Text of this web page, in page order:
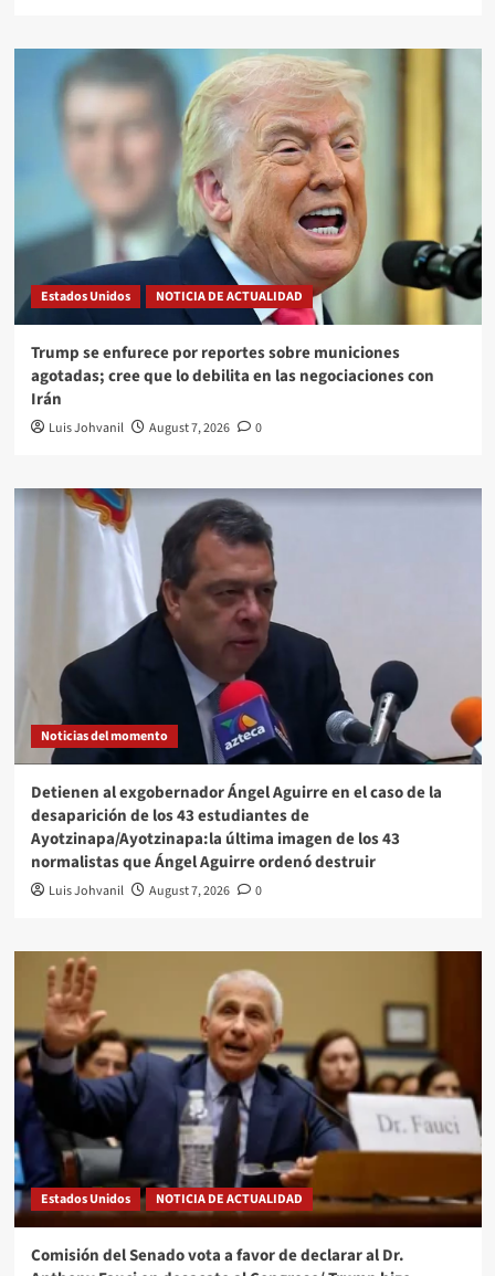
Estados Unidos NOTICIA DE ACTUALIDAD
Trump se enfurece por reportes sobre municiones
agotadas; cree que lo debilita en las negociaciones con
Irán
Luis Johvanil August 7, 2026 0
Noticias del momento
Detienen al exgobernador Ángel Aguirre en el caso de la
desaparición de los 43 estudiantes de
Ayotzinapa/Ayotzinapa:la última imagen de los 43
normalistas que Ángel Aguirre ordenó destruir
Luis Johvanil August 7, 2026 0
Estados Unidos NOTICIA DE ACTUALIDAD
Comisión del Senado vota a favor de declarar al Dr.